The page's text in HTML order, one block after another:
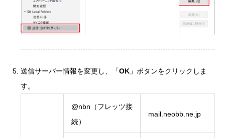
送信サーバー情報を変更し、「OK 」ボタンをクリックしま
す。
@nbn（フレッツ接
続）
mail.neobb.ne.jp